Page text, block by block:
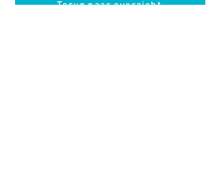
Terug naar overzicht